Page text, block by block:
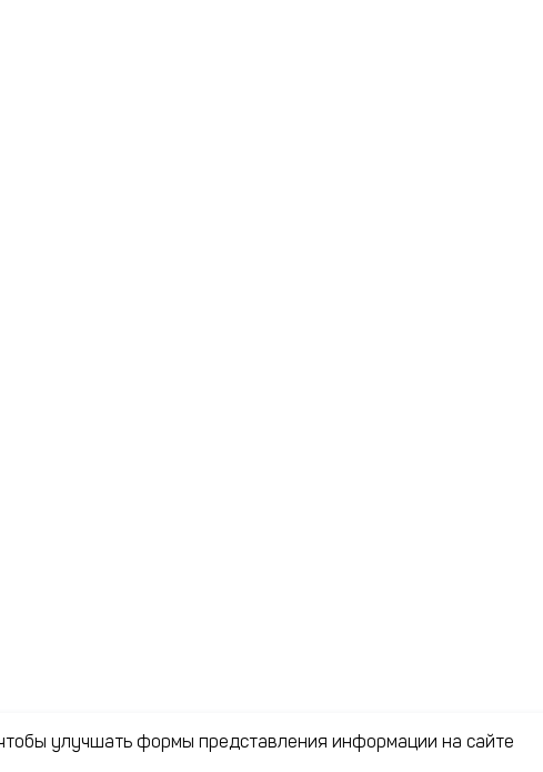
улучшать формы представления информации на сайте